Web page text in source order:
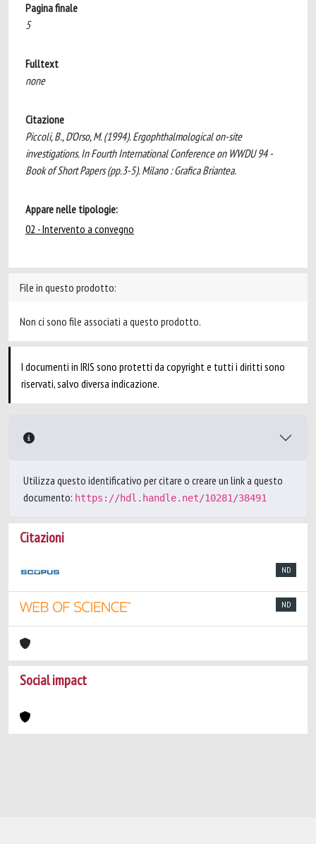
Pagina finale
5
Fulltext
none
Citazione
Piccoli, B., D'Orso, M. (1994). Ergophthalmological on-site
investigations. In Fourth International Conference on WWDU 94 -
Book of Short Papers (pp.3-5). Milano : Grafica Briantea.
Appare nelle tipologie:
02 - Intervento a convegno
File in questo prodotto:
Non ci sono file associati a questo prodotto.
I documenti in IRIS sono protetti da copyright e tutti i diritti sono
riservati, salvo diversa indicazione.
Utilizza questo identificativo per citare o creare un link a questo
documento: https://hdl.handle.net/10281/38491
Citazioni
ND
ND
Social impact